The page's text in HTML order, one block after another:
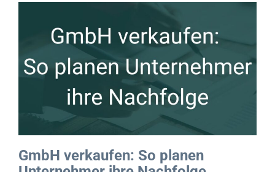
GmbH verkaufen: So planen